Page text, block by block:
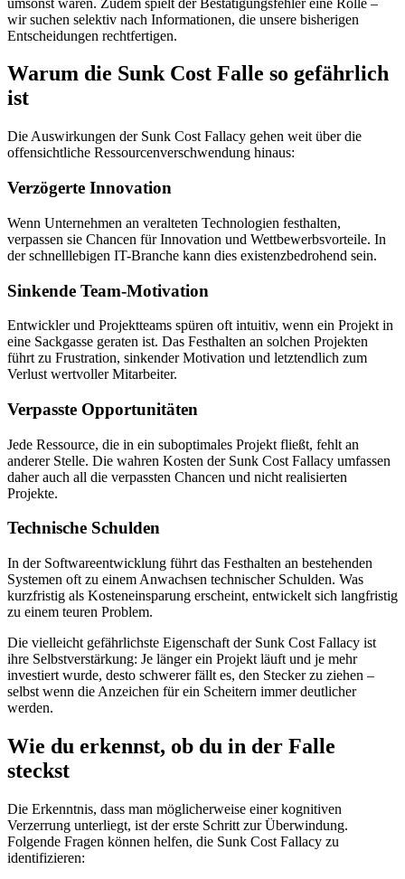
wir suchen selektiv nach Informationen, die unsere bisherigen
Entscheidungen rechtfertigen.
Warum die Sunk Cost Falle so gefährlich
ist
Die Auswirkungen der Sunk Cost Fallacy gehen weit über die
offensichtliche Ressourcenverschwendung hinaus:
Verzögerte Innovation
Wenn Unternehmen an veralteten Technologien festhalten,
verpassen sie Chancen für Innovation und Wettbewerbsvorteile. In
der schnelllebigen IT-Branche kann dies existenzbedrohend sein.
Sinkende Team-Motivation
Entwickler und Projektteams spüren oft intuitiv, wenn ein Projekt in
eine Sackgasse geraten ist. Das Festhalten an solchen Projekten
führt zu Frustration, sinkender Motivation und letztendlich zum
Verlust wertvoller Mitarbeiter.
Verpasste Opportunitäten
Jede Ressource, die in ein suboptimales Projekt fließt, fehlt an
anderer Stelle. Die wahren Kosten der Sunk Cost Fallacy umfassen
daher auch all die verpassten Chancen und nicht realisierten
Projekte.
Technische Schulden
In der Softwareentwicklung führt das Festhalten an bestehenden
Systemen oft zu einem Anwachsen technischer Schulden. Was
kurzfristig als Kosteneinsparung erscheint, entwickelt sich langfristig
zu einem teuren Problem.
Die vielleicht gefährlichste Eigenschaft der Sunk Cost Fallacy ist
ihre Selbstverstärkung: Je länger ein Projekt läuft und je mehr
investiert wurde, desto schwerer fällt es, den Stecker zu ziehen –
selbst wenn die Anzeichen für ein Scheitern immer deutlicher
werden.
Wie du erkennst, ob du in der Falle
steckst
Die Erkenntnis, dass man möglicherweise einer kognitiven
Verzerrung unterliegt, ist der erste Schritt zur Überwindung.
Folgende Fragen können helfen, die Sunk Cost Fallacy zu
identifizieren: